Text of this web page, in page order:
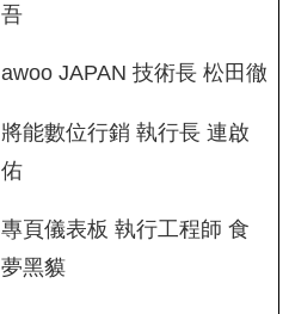
吾
awoo JAPAN 技術長 松田徹
將能數位行銷 執行長 連啟
佑
專頁儀表板 執行工程師 食
夢黑貘